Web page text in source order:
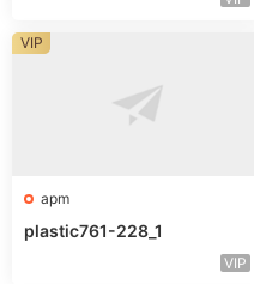
apm
plastic761-228_1
VIP
VIP